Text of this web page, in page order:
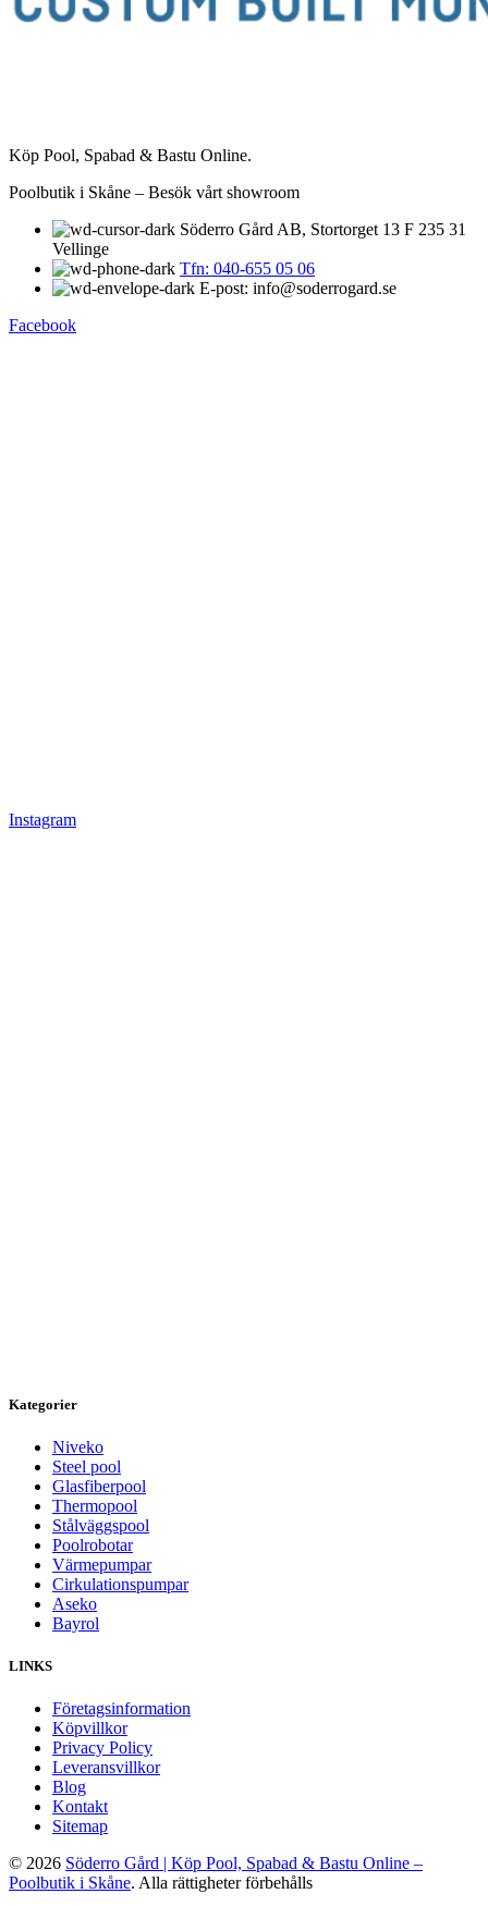
Köp Pool, Spabad & Bastu Online.
Poolbutik i Skåne – Besök vårt showroom
Söderro Gård AB, Stortorget 13 F 235 31
Vellinge
Tfn: 040-655 05 06
E-post: info@soderrogard.se
Facebook
Instagram
Kategorier
Niveko
Steel pool
Glasfiberpool
Thermopool
Stålväggspool
Poolrobotar
Värmepumpar
Cirkulationspumpar
Aseko
Bayrol
LINKS
Företagsinformation
Köpvillkor
Privacy Policy
Leveransvillkor
Blog
Kontakt
Sitemap
© 2026 Söderro Gård | Köp Pool, Spabad & Bastu Online –
Poolbutik i Skåne. Alla rättigheter förbehålls